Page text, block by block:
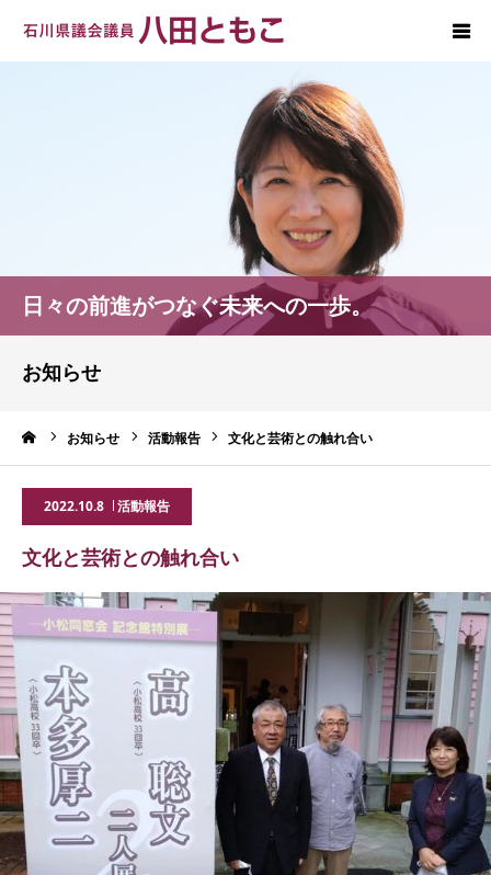
日々の前進がつなぐ未来への一歩。
お知らせ
お知らせ 活動報告 文化と芸術との触れ合い
2022.10.8 活動報告
文化と芸術との触れ合い
後援会